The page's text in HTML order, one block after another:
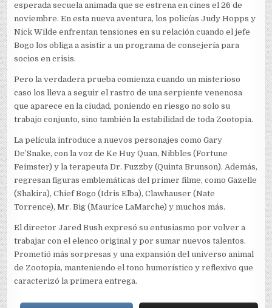
esperada secuela animada que se estrena en cines el 26 de
noviembre. En esta nueva aventura, los policías Judy Hopps y
Nick Wilde enfrentan tensiones en su relación cuando el jefe
Bogo los obliga a asistir a un programa de consejería para
socios en crisis.
Pero la verdadera prueba comienza cuando un misterioso
caso los lleva a seguir el rastro de una serpiente venenosa
que aparece en la ciudad, poniendo en riesgo no solo su
trabajo conjunto, sino también la estabilidad de toda Zootopia.
La película introduce a nuevos personajes como Gary
De’Snake, con la voz de Ke Huy Quan, Nibbles (Fortune
Feimster) y la terapeuta Dr. Fuzzby (Quinta Brunson). Además,
regresan figuras emblemáticas del primer filme, como Gazelle
(Shakira), Chief Bogo (Idris Elba), Clawhauser (Nate
Torrence), Mr. Big (Maurice LaMarche) y muchos más.
El director Jared Bush expresó su entusiasmo por volver a
trabajar con el elenco original y por sumar nuevos talentos.
Prometió más sorpresas y una expansión del universo animal
de Zootopia, manteniendo el tono humorístico y reflexivo que
caracterizó la primera entrega.